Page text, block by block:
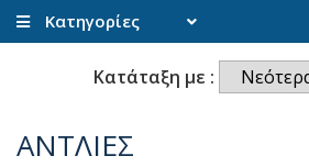
Κατηγορίες
Κατάταξη με :
ΑΝΤΛΙΕΣ